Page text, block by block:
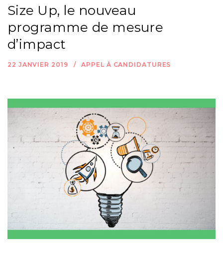
Size Up, le nouveau
programme de mesure
d’impact
22 JANVIER 2019 APPEL À CANDIDATURES